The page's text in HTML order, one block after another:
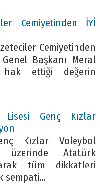
Cemiyetinden İYİ
Cemiyetinden
Başkanı Meral
hak ettiği değerin
Genç Kızlar
Kızlar Voleybol
üzerinde Atatürk
tüm dikkatleri
sempati…